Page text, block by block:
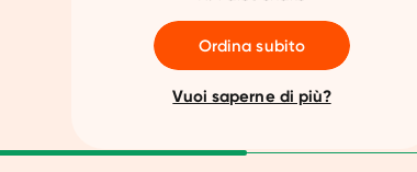
Ordina subito
Vuoi saperne di più?